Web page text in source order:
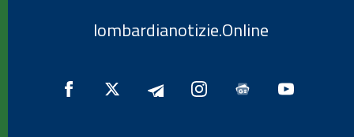
lombardianotizie.Online